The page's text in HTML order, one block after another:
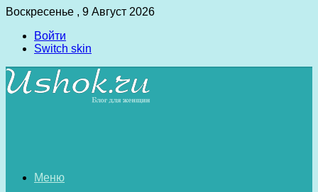
Воскресенье , 9 Август 2026
Войти
Switch skin
Меню